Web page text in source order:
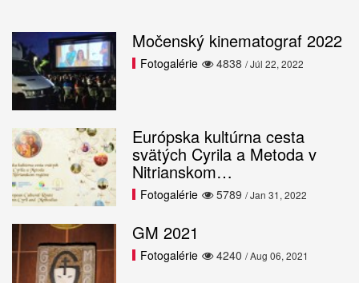
Močenský kinematograf 2022
4838
Fotogalérie / Júl 22, 2022
Európska kultúrna cesta
svätých Cyrila a Metoda v
Nitrianskom…
5789
Fotogalérie / Jan 31, 2022
GM 2021
4240
Fotogalérie / Aug 06, 2021